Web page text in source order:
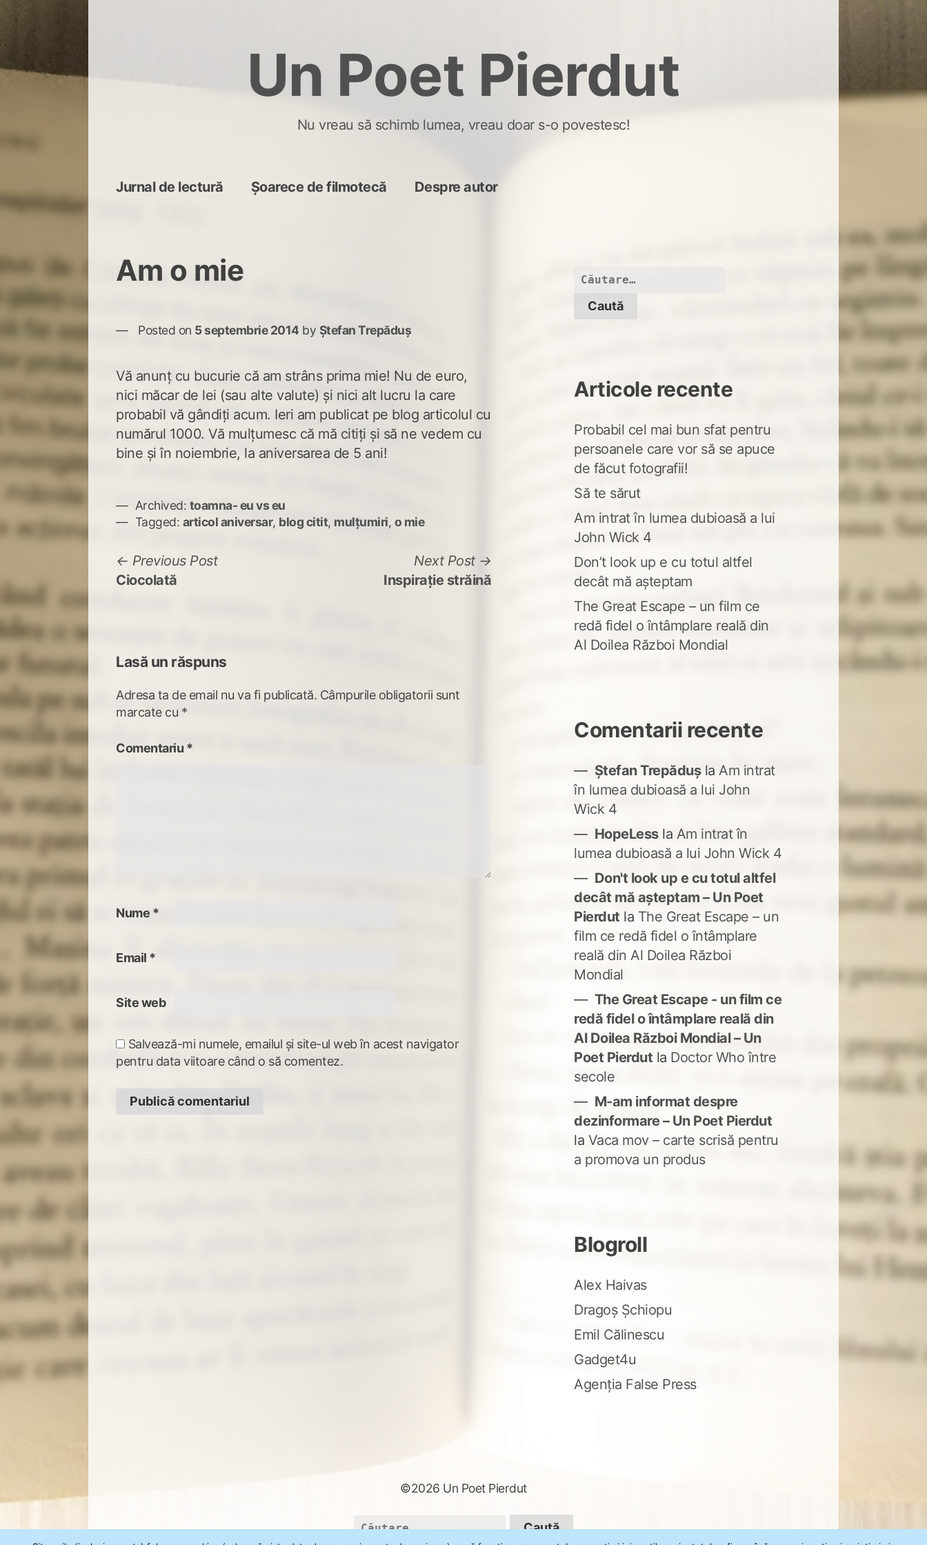
Un Poet Pierdut
Nu vreau să schimb lumea, vreau doar s-o povestesc!
Jurnal de lectură Șoarece de filmotecă Despre autor
Am o mie
Posted on 5 septembrie 2014 by Ștefan Trepăduș
Vă anunţ cu bucurie că am strâns prima mie! Nu de euro,
nici măcar de lei (sau alte valute) şi nici alt lucru la care
probabil vă gândiţi acum. Ieri am publicat pe blog articolul cu
numărul 1000. Vă mulţumesc că mă citiţi şi să ne vedem cu
bine şi în noiembrie, la aniversarea de 5 ani!
Archived: toamna- eu vs eu
Tagged: articol aniversar, blog citit, mulțumiri, o mie
Navigare
în
Previous PostPrevious
Ciocolată
Next Post
post:
Inspiraţie străină
Lasă un răspuns
Adresa ta de email nu va fi publicată. Câmpurile obligatorii sunt
marcate cu *
Comentariu *
Nume *
Email *
Site web
Salvează-mi numele, emailul și site-ul web în acest navigator
pentru data viitoare când o să comentez.
Caută
Articole recente
Probabil cel mai bun sfat pentru
persoanele care vor să se apuce
de făcut fotografii!
Să te sărut
Am intrat în lumea dubioasă a lui
John Wick 4
Don’t look up e cu totul altfel
decât mă așteptam
The Great Escape – un film ce
redă fidel o întâmplare reală din
Al Doilea Război Mondial
Comentarii recente
Ștefan Trepădușla Am intrat
în lumea dubioasă a lui John
Wick 4
HopeLessla Am intrat în
lumea dubioasă a lui John Wick 4
Don't look up e cu totul altfel
decât mă așteptam – Un Poet
Pierdut la The Great Escape – un
film ce redă fidel o întâmplare
reală din Al Doilea Război
Mondial
The Great Escape - un film ce
redă fidel o întâmplare reală din
Al Doilea Război Mondial – Un
Poet Pierdut la Doctor Who între
secole
M-am informat despre
dezinformare – Un Poet Pierdut
la Vaca mov – carte scrisă pentru
a promova un produs
Blogroll
Alex Haivas
Dragoș Șchiopu
Emil Călinescu
Gadget4u
Agenția False Press
©2026 Un Poet Pierdut
Caută